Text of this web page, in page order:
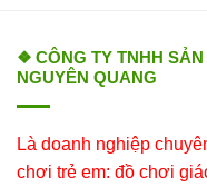
❖ CÔNG TY TNHH
NGUYÊN QUANG
Là doanh nghiệp
chơi trẻ em: đồ chơi